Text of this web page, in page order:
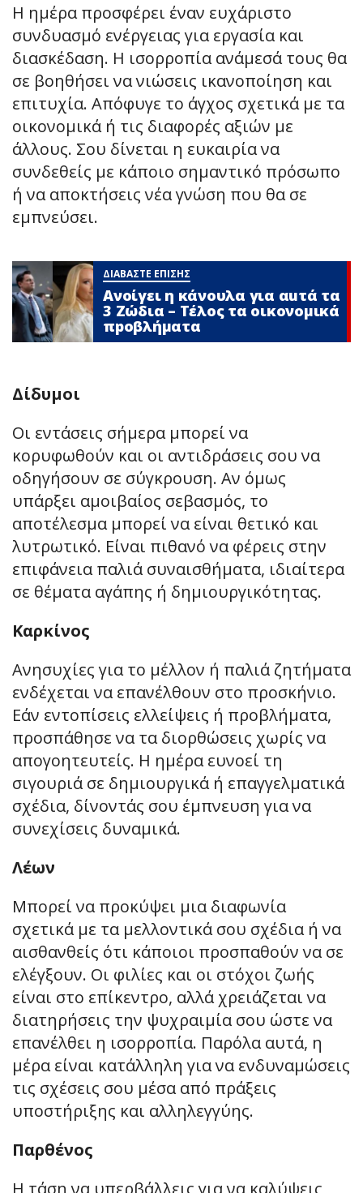
Η ημέρα προσφέρει έναν ευχάριστο
συνδυασμό ενέργειας για εργασία και
διασκέδαση. Η ισορροπία ανάμεσά τους θα
σε βοηθήσει να νιώσεις ικανοποίηση και
επιτυχία. Απόφυγε το άγχος σχετικά με τα
οικονομικά ή τις διαφορές αξιών με
άλλους. Σου δίνεται η ευκαιρία να
συνδεθείς με κάποιο σημαντικό πρόσωπο
ή να αποκτήσεις νέα γνώση που θα σε
εμπνεύσει.
ΔΙΑΒΑΣΤΕ ΕΠΙΣΗΣ
Ανοίγει η κάνουλα για αuτά τα
3 Zώδια – Τέλος τα οικονομικά
πpοβλήματα
Δίδυμοι
Οι εντάσεις σήμερα μπορεί να
κορυφωθούν και οι αντιδράσεις σου να
οδηγήσουν σε σύγκρουση. Αν όμως
υπάρξει αμοιβαίος σεβασμός, το
αποτέλεσμα μπορεί να είναι θετικό και
λυτρωτικό. Είναι πιθανό να φέρεις στην
επιφάνεια παλιά συναισθήματα, ιδιαίτερα
σε θέματα αγάπης ή δημιουργικότητας.
Καρκίνος
Ανησυχίες για το μέλλον ή παλιά ζητήματα
ενδέχεται να επανέλθουν στο προσκήνιο.
Εάν εντοπίσεις ελλείψεις ή προβλήματα,
προσπάθησε να τα διορθώσεις χωρίς να
απογοητευτείς. Η ημέρα ευνοεί τη
σιγουριά σε δημιουργικά ή επαγγελματικά
σχέδια, δίνοντάς σου έμπνευση για να
συνεχίσεις δυναμικά.
Λέων
Μπορεί να προκύψει μια διαφωνία
σχετικά με τα μελλοντικά σου σχέδια ή να
αισθανθείς ότι κάποιοι προσπαθούν να σε
ελέγξουν. Οι φιλίες και οι στόχοι ζωής
είναι στο επίκεντρο, αλλά χρειάζεται να
διατηρήσεις την ψυχραιμία σου ώστε να
επανέλθει η ισορροπία. Παρόλα αυτά, η
μέρα είναι κατάλληλη για να ενδυναμώσεις
τις σχέσεις σου μέσα από πράξεις
υποστήριξης και αλληλεγγύης.
Παρθένος
Η τάση να υπερβάλλεις για να καλύψεις